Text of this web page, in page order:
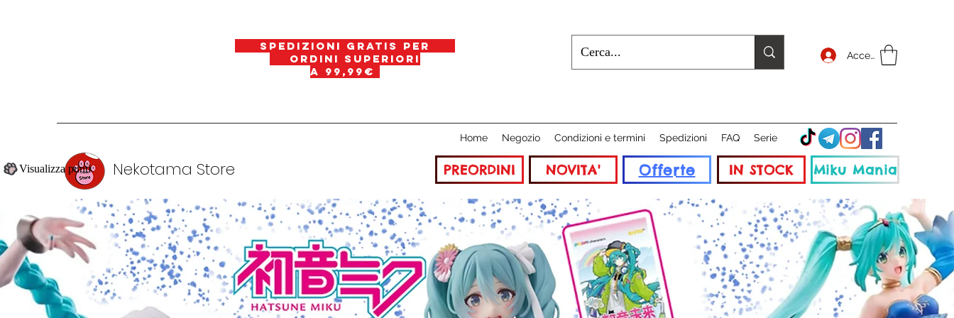
spedizioni gratis per
ordini superiori
a 99,99€
Accedi
Nekotama Store
Visualizza punti
Home Negozio Condizioni e termini Spedizioni FAQ Serie
PREORDINI NOVITA' Offerte IN STOCK Miku Mania